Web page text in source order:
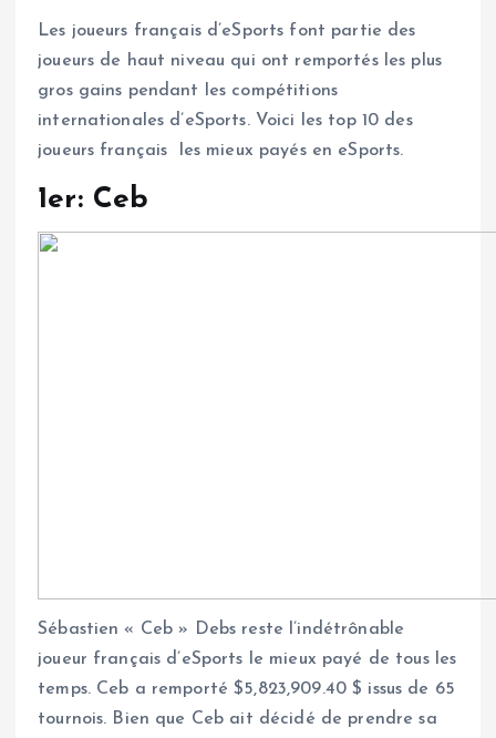
Les joueurs français d’eSports font partie des
joueurs de haut niveau qui ont remportés les plus
gros gains pendant les compétitions
internationales d’eSports. Voici les top 10 des
joueurs français les mieux payés en eSports.
1er: Ceb
Sébastien « Ceb » Debs reste l’indétrônable
joueur français d’eSports le mieux payé de tous les
temps. Ceb a remporté $5,823,909.40 $ issus de 65
tournois. Bien que Ceb ait décidé de prendre sa